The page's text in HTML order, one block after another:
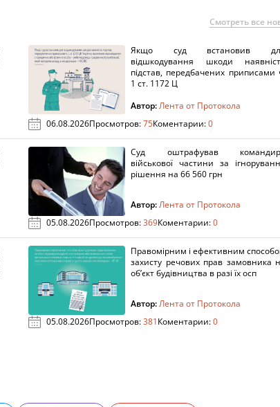
Смотреть все
Якщо суд встановив
відшкодування шкоди
підстав, передбачених приписами
1 ст. 1172 Ц
Автор:Лента от Протокола
06.08.2026Просмотров:75Коментарии:0
Суд оштрафував
військової частини за
рішення на 66 560 грн
Автор:Лента от Протокола
05.08.2026Просмотров:369Коментарии:0
Правомірним і ефективним
захисту речових прав замовника
об’єкт будівництва в разі їх осп
Автор:Лента от Протокола
05.08.2026Просмотров:381Коментарии:0